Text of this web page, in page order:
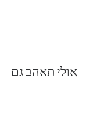
אולי תאהב גם